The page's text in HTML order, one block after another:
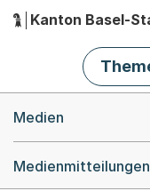
Hauptnavigation
Kanton Basel-
Medien
Medienmitteilungen